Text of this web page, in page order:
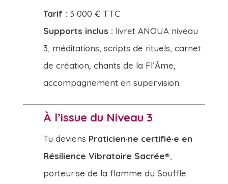
Tarif : 3 000 € TTC
Supports inclus : livret ANOUA niveau
3, méditations, scripts de rituels, carnet
de création, chants de la Fl’Âme,
accompagnement en supervision.
À l’issue du Niveau 3
Tu deviens Praticien·ne certifié·e en
Résilience Vibratoire Sacrée®,
porteur·se de la flamme du Souffle